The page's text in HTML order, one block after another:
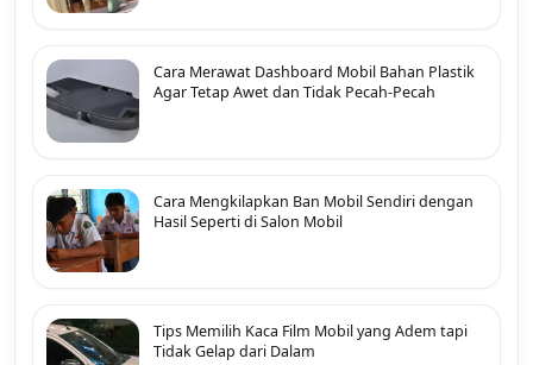
Cara Merawat Dashboard Mobil Bahan Plastik
Agar Tetap Awet dan Tidak Pecah-Pecah
Cara Mengkilapkan Ban Mobil Sendiri dengan
Hasil Seperti di Salon Mobil
Tips Memilih Kaca Film Mobil yang Adem tapi
Tidak Gelap dari Dalam